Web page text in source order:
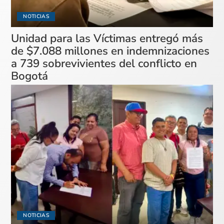
NOTICIAS
Unidad para las Víctimas entregó más
de $7.088 millones en indemnizaciones
a 739 sobrevivientes del conflicto en
Bogotá
NOTICIAS